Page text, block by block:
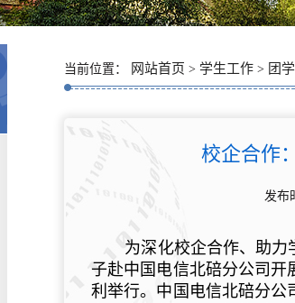
当前位置： 网站首页 > 学生工作 > 团
校企合作
发布
为深化校企合作、助力
子赴中国电信北碚分公司开
利举行。中国电信北碚分公